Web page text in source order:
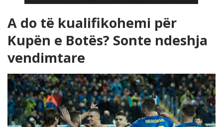
A do të kualifikohemi për
Kupën e Botës? Sonte ndeshja
vendimtare